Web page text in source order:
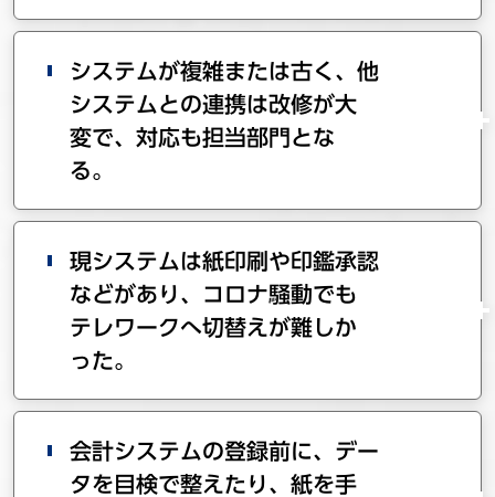
システムが複雑または古く、他
システムとの連携は改修が大
変で、対応も担当部門とな
る。
現システムは紙印刷や印鑑承認
などがあり、コロナ騒動でも
テレワークへ切替えが難しか
った。
会計システムの登録前に、デー
タを目検で整えたり、紙を手